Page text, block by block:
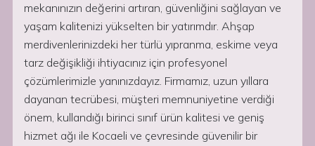
mekanınızın değerini artıran, güvenliğini sağlayan ve
yaşam kalitenizi yükselten bir yatırımdır. Ahşap
merdivenlerinizdeki her türlü yıpranma, eskime veya
tarz değişikliği ihtiyacınız için profesyonel
çözümlerimizle yanınızdayız. Firmamız, uzun yıllara
dayanan tecrübesi, müşteri memnuniyetine verdiği
önem, kullandığı birinci sınıf ürün kalitesi ve geniş
hizmet ağı ile Kocaeli ve çevresinde güvenilir bir